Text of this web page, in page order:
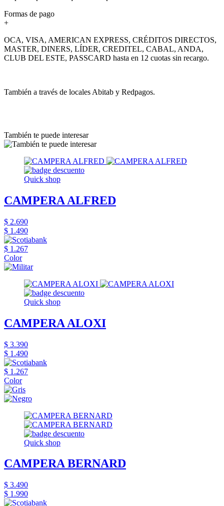
Formas de pago
+
OCA, VISA, AMERICAN EXPRESS, CRÉDITOS DIRECTOS,
MASTER, DINERS, LÍDER, CREDITEL, CABAL, ANDA,
CLUB DEL ESTE, PASSCARD hasta en 12 cuotas sin recargo.
También a través de locales Abitab y Redpagos.
También te puede interesar
Quick shop
CAMPERA ALFRED
$ 2.690
$ 1.490
$ 1.267
Color
Quick shop
CAMPERA ALOXI
$ 3.390
$ 1.490
$ 1.267
Color
Quick shop
CAMPERA BERNARD
$ 3.490
$ 1.990